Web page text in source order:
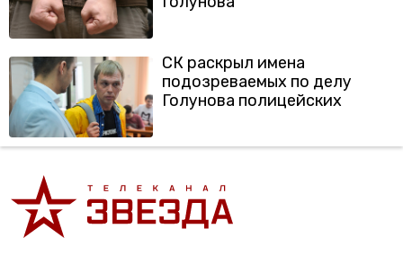
СК раскрыл имена
подозреваемых по делу
Голунова полицейских